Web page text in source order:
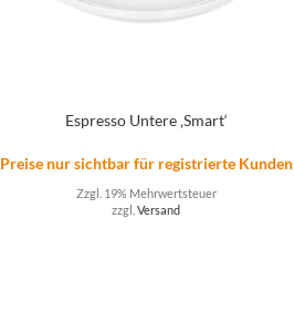
Espresso Untere ‚Smart‘
Preise nur sichtbar für registrierte Kunden
Zzgl. 19% Mehrwertsteuer
zzgl.Versand